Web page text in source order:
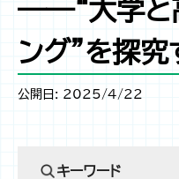
――“大学と
ング”を探
公開日: 2025/4/22
キーワード